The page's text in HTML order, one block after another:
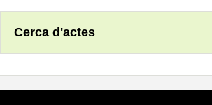
Cerca d'actes